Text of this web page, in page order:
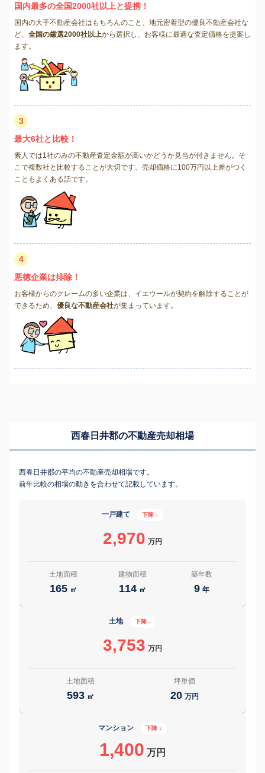
国内最多の全国2000社以上と提携！
国内の大手不動産会社はもちろんのこと、地元密着型の優良不動産会社な
ど、 全国の厳選2000社以上から選択し、お客様に最適な査定価格を提案し
ます。
3
最大6社と比較！
素人では1社のみの不動産査定金額が高いかどうか見当が付きません。そ
こで複数社と比較することが大切です。売却価格に100万円以上差がつく
こともよくある話です。
4
悪徳企業は排除！
お客様からのクレームの多い企業は、イエウールが契約を解除することが
できるため、 優良な不動産会社が集まっています。
西春日井郡の不動産売却相場
西春日井郡の平均の不動産売却相場です。
前年比較の相場の動きを合わせて記載しています。
一戸建て 下降 ↓
2,970 万円
土地面積
165 ㎡
建物面積
114 ㎡
築年数
9 年
土地 下降 ↓
3,753 万円
土地面積
593 ㎡
坪単価
20 万円
マンション 下降 ↓
1,400 万円